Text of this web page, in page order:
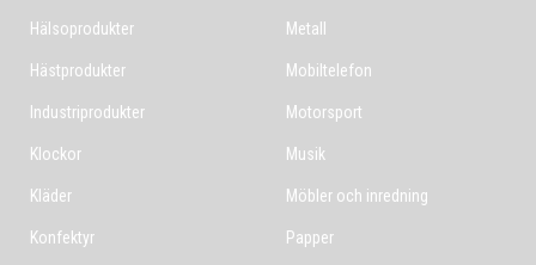
Hälsoprodukter
Hästprodukter
Industriprodukter
Klockor
Kläder
Konfektyr
Metall
Mobiltelefon
Motorsport
Musik
Möbler och inredning
Papper